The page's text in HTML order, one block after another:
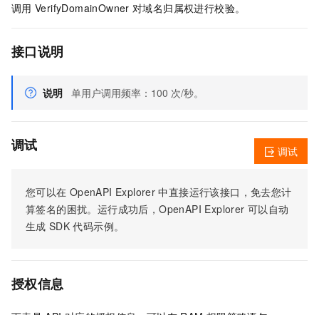
调用 VerifyDomainOwner 对域名归属权进行校验。
接口说明
说明 单用户调用频率：100 次/秒。
调试
您可以在 OpenAPI Explorer 中直接运行该接口，免去您计
算签名的困扰。运行成功后，OpenAPI Explorer 可以自动
生成 SDK 代码示例。
调试
授权信息